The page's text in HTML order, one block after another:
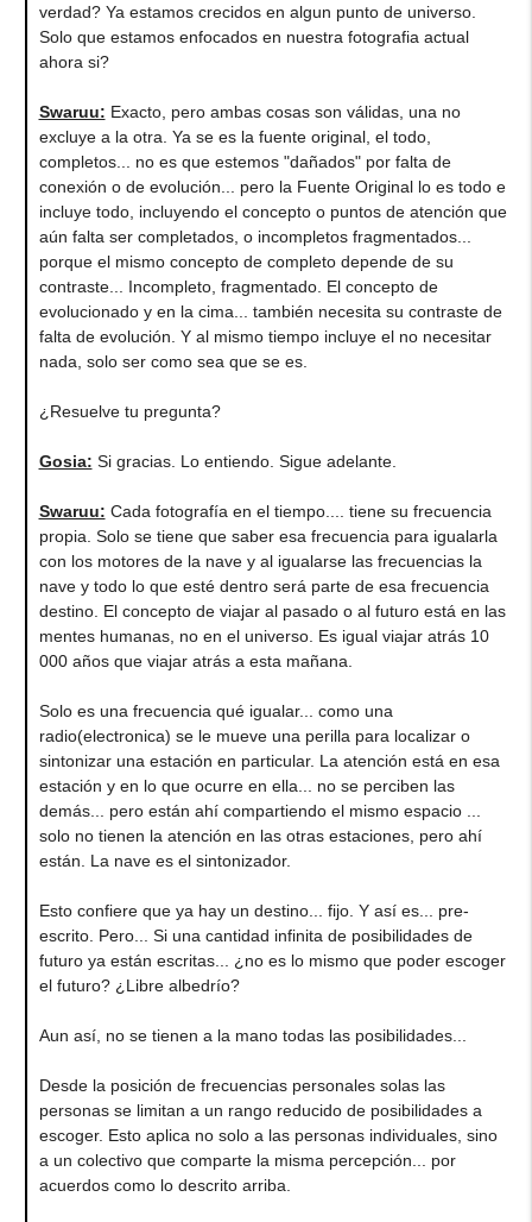
verdad? Ya estamos crecidos en algun punto de universo.
Solo que estamos enfocados en nuestra fotografia actual
ahora si?
Swaruu: Exacto, pero ambas cosas son válidas, una no
excluye a la otra. Ya se es la fuente original, el todo,
completos... no es que estemos "dañados" por falta de
conexión o de evolución... pero la Fuente Original lo es todo e
incluye todo, incluyendo el concepto o puntos de atención que
aún falta ser completados, o incompletos fragmentados...
porque el mismo concepto de completo depende de su
contraste... Incompleto, fragmentado. El concepto de
evolucionado y en la cima... también necesita su contraste de
falta de evolución. Y al mismo tiempo incluye el no necesitar
nada, solo ser como sea que se es.
¿Resuelve tu pregunta?
Gosia: Si gracias. Lo entiendo. Sigue adelante.
Swaruu: Cada fotografía en el tiempo.... tiene su frecuencia
propia. Solo se tiene que saber esa frecuencia para igualarla
con los motores de la nave y al igualarse las frecuencias la
nave y todo lo que esté dentro será parte de esa frecuencia
destino. El concepto de viajar al pasado o al futuro está en las
mentes humanas, no en el universo. Es igual viajar atrás 10
000 años que viajar atrás a esta mañana.
Solo es una frecuencia qué igualar... como una
radio(electronica) se le mueve una perilla para localizar o
sintonizar una estación en particular. La atención está en esa
estación y en lo que ocurre en ella... no se perciben las
demás... pero están ahí compartiendo el mismo espacio ...
solo no tienen la atención en las otras estaciones, pero ahí
están. La nave es el sintonizador.
Esto confiere que ya hay un destino... fijo. Y así es... pre-
escrito. Pero... Si una cantidad infinita de posibilidades de
futuro ya están escritas... ¿no es lo mismo que poder escoger
el futuro? ¿Libre albedrío?
Aun así, no se tienen a la mano todas las posibilidades...
Desde la posición de frecuencias personales solas las
personas se limitan a un rango reducido de posibilidades a
escoger. Esto aplica no solo a las personas individuales, sino
a un colectivo que comparte la misma percepción... por
acuerdos como lo descrito arriba.